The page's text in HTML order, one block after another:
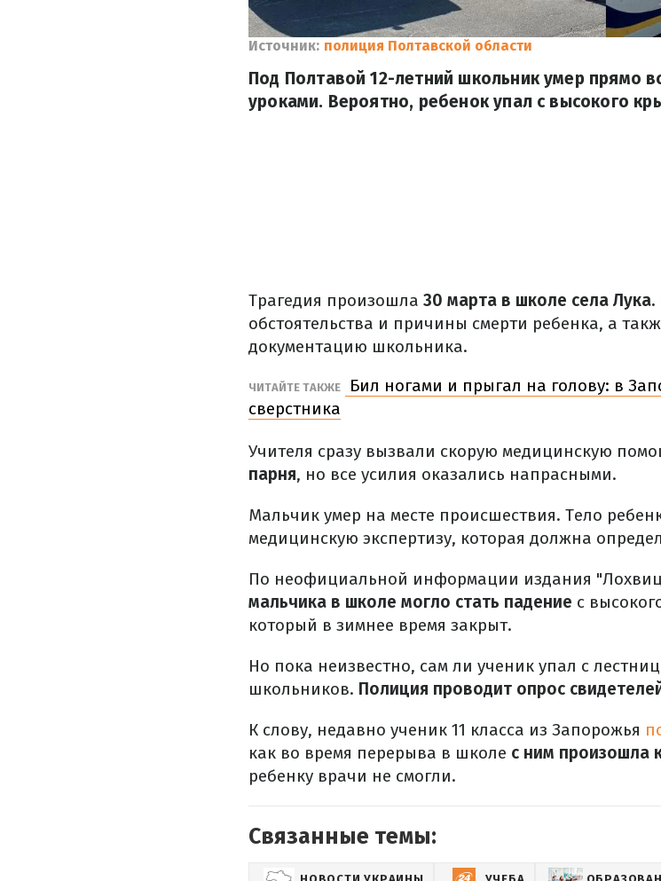
Источник: полиция Полтавской области
Под Полтавой 12-летний школьник умер прямо
уроками. Вероятно, ребенок упал с высокого
Трагедия произошла 30 марта в школе села Лука.
обстоятельства и причины смерти ребенка, а
документацию школьника.
ЧИТАЙТЕ ТАКЖЕ
Бил ногами и прыгал на голову: в
сверстника
Учителя сразу вызвали скорую медицинскую
парня, но все усилия оказались напрасными.
Мальчик умер на месте происшествия. Тело
медицинскую экспертизу, которая должна
По неофициальной информации издания
мальчика в школе могло стать падение с
который в зимнее время закрыт.
Но пока неизвестно, сам ли ученик упал с
школьников. Полиция проводит опрос
К слову, недавно ученик 11 класса из Запорожья
как во время перерыва в школе с ним произошла
ребенку врачи не смогли.
Связанные темы: